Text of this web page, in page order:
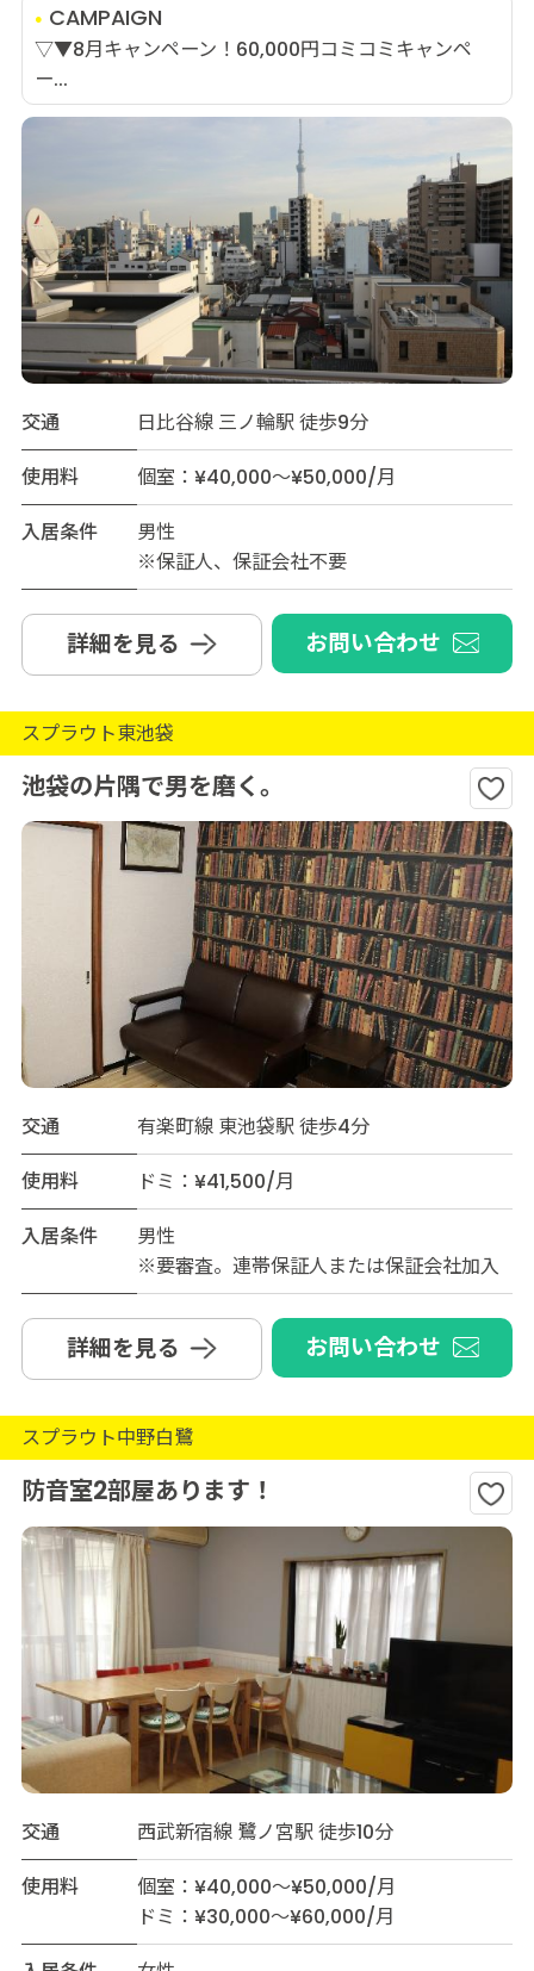
CAMPAIGN
▽▼8月キャンペーン！60,000円コミコミキャンペ
ー...
交通
日比谷線 三ノ輪駅 徒歩9分
使用料
個室：¥40,000～¥50,000/月
入居条件
男性
※保証人、保証会社不要
詳細を見る お問い合わせ
スプラウト東池袋
池袋の片隅で男を磨く。
交通
有楽町線 東池袋駅 徒歩4分
使用料
ドミ：¥41,500/月
入居条件
男性
※要審査。連帯保証人または保証会社加入
詳細を見る お問い合わせ
スプラウト中野白鷺
防音室2部屋あります！
交通
西武新宿線 鷺ノ宮駅 徒歩10分
使用料
個室：¥40,000～¥50,000/月
ドミ：¥30,000～¥60,000/月